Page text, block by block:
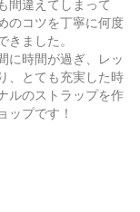
間違えてしまって
のコツを丁寧に何度
きました。
に時間が過ぎ、レッ
、とても充実した時
ルのストラップを作
ップです！